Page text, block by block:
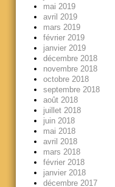
mai 2019
avril 2019
mars 2019
février 2019
janvier 2019
décembre 2018
novembre 2018
octobre 2018
septembre 2018
août 2018
juillet 2018
juin 2018
mai 2018
avril 2018
mars 2018
février 2018
janvier 2018
décembre 2017